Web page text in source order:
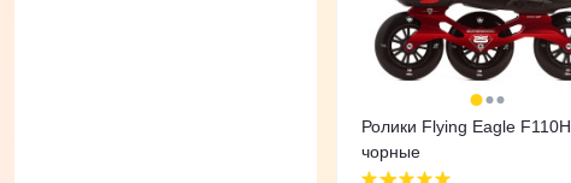
Ролики Flying Eagle F110H
чорные